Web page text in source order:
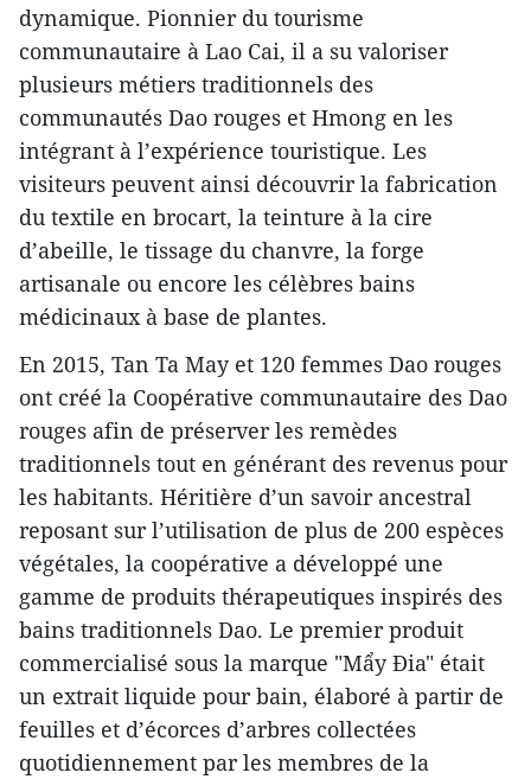
dynamique. Pionnier du tourisme
communautaire à Lao Cai, il a su valoriser
plusieurs métiers traditionnels des
communautés Dao rouges et Hmong en les
intégrant à l’expérience touristique. Les
visiteurs peuvent ainsi découvrir la fabrication
du textile en brocart, la teinture à la cire
d’abeille, le tissage du chanvre, la forge
artisanale ou encore les célèbres bains
médicinaux à base de plantes.
En 2015, Tan Ta May et 120 femmes Dao rouges
ont créé la Coopérative communautaire des Dao
rouges afin de préserver les remèdes
traditionnels tout en générant des revenus pour
les habitants. Héritière d’un savoir ancestral
reposant sur l’utilisation de plus de 200 espèces
végétales, la coopérative a développé une
gamme de produits thérapeutiques inspirés des
bains traditionnels Dao. Le premier produit
commercialisé sous la marque "Mẩy Đia" était
un extrait liquide pour bain, élaboré à partir de
feuilles et d’écorces d’arbres collectées
quotidiennement par les membres de la